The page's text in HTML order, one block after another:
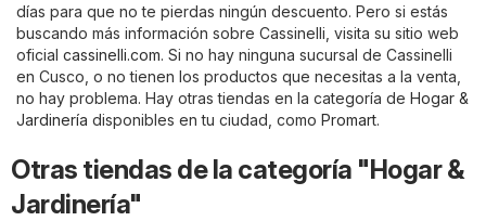
días para que no te pierdas ningún descuento. Pero si estás
buscando más información sobre Cassinelli, visita su sitio web
oficial cassinelli.com. Si no hay ninguna sucursal de Cassinelli
en Cusco, o no tienen los productos que necesitas a la venta,
no hay problema. Hay otras tiendas en la categoría de Hogar &
Jardinería disponibles en tu ciudad, como Promart.
Otras tiendas de la categoría "Hogar &
Jardinería"